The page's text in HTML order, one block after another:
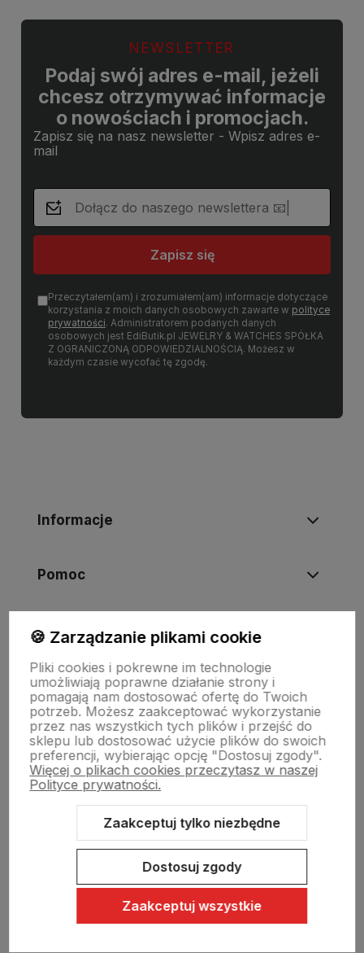
NEWSLETTER
Podaj swój adres e-mail, jeżeli
chcesz otrzymywać informacje
o nowościach i promocjach.
Zapisz się na nasz newsletter - Wpisz adres e-
mail
Zapisz się
Przeczytałem(am) i zrozumiałem(am) informacje dotyczące
korzystania z moich danych osobowych zawarte w polityce
prywatności. Administratorem podanych danych
osobowych jest EdiButik.pl JEWELRY & WATCHES SPÓŁKA
Z OGRANICZONĄ ODPOWIEDZIALNOŚCIĄ. Możesz w
każdym czasie wycofać tę zgodę.
Informacje
Pomoc
Moje konto
Swiat Edibutik
Sklep internetowy Shoper Premium
Szablon Shoper Modern 3.0™
🍪 Zarządzanie plikami cookie
Pliki cookies i pokrewne im technologie
umożliwiają poprawne działanie strony i
pomagają nam dostosować ofertę do Twoich
potrzeb. Możesz zaakceptować wykorzystanie
przez nas wszystkich tych plików i przejść do
sklepu lub dostosować użycie plików do swoich
preferencji, wybierając opcję "Dostosuj zgody".
Więcej o plikach cookies przeczytasz w naszej
Polityce prywatności.
Zaakceptuj tylko niezbędne
Dostosuj zgody
Zaakceptuj wszystkie